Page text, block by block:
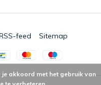
feed Sitemap
akkoord met het gebruik van